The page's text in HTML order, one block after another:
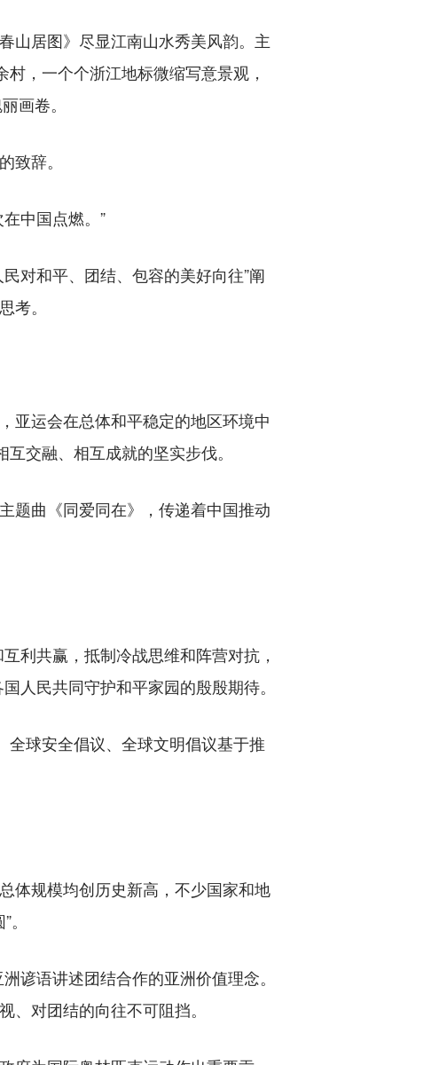
居图》尽显江南山水秀美风韵。主
，一个个浙江地标微缩写意景观，
画卷。
辞。
中国点燃。”
对和平、团结、包容的美好向往”阐
考。
运会在总体和平稳定的地区环境中
交融、相互成就的坚实步伐。
曲《同爱同在》，传递着中国推动
利共赢，抵制冷战思维和阵营对抗，
人民共同守护和平家园的殷殷期待。
球安全倡议、全球文明倡议基于推
规模均创历史新高，不少国家和地
谚语讲述团结合作的亚洲价值理念。
对团结的向往不可阻挡。